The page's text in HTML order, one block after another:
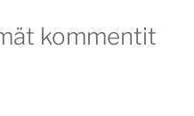
kommentit